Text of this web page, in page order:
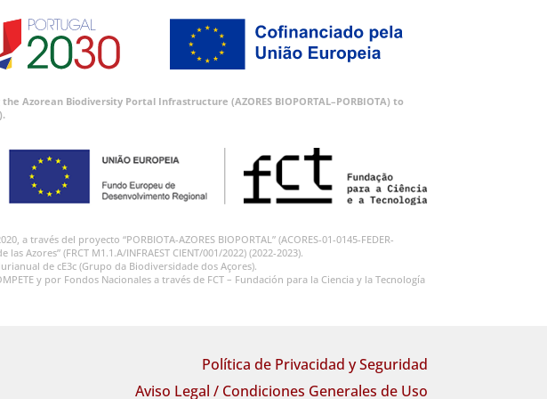
Biodiversity Portal Infrastructure (AZORES BIOPORTAL–PORBIOTA) to
través del proyecto “PORBIOTA-AZORES BIOPORTAL” (ACORES-01-0145-FEDER-
(FRCT M1.1.A/INFRAEST CIENT/001/2022) (2022-2023).
de cE3c (Grupo da Biodiversidade dos Açores).
y por Fondos Nacionales a través de FCT – Fundación para la Ciencia y la Tecnología
Política de Privacidad y Seguridad
Aviso Legal / Condiciones Generales de Uso